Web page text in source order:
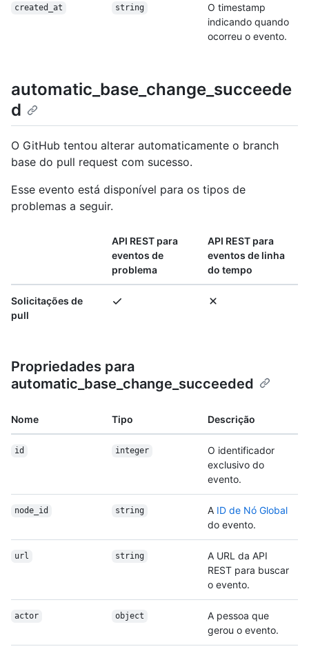
created_at string
O timestamp
indicando quando
ocorreu o evento.
automatic_base_change_succeede
d
O GitHub tentou alterar automaticamente o branch
base do pull request com sucesso.
Esse evento está disponível para os tipos de
problemas a seguir.
API REST para
eventos de
problema
API REST para
eventos de linha
do tempo
Solicitações de
pull
Propriedades para
automatic_base_change_succeeded
Nome Tipo Descrição
id integer
O identificador
exclusivo do
evento.
node_id string A ID de Nó Global
do evento.
url string
A URL da API
REST para buscar
o evento.
actor object
A pessoa que
gerou o evento.